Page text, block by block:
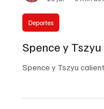
EL INFORMADOR
23 jul
Coachella
Coachella Valley